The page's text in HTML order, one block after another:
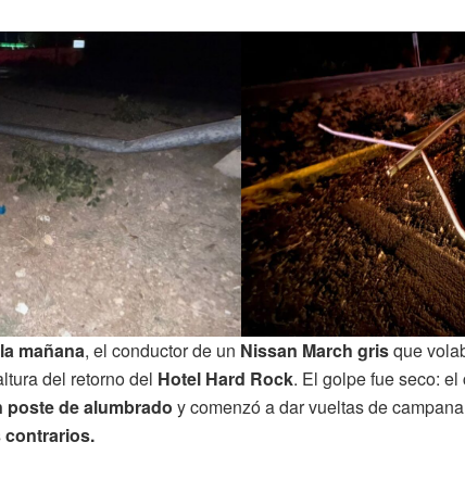
mañana, el conductor de un Nissan March grisque
del retorno del Hotel Hard Rock. El golpe fue seco: el
de alumbrado y comenzó a dar vueltas de
contrarios.